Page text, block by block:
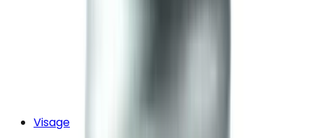
Visage